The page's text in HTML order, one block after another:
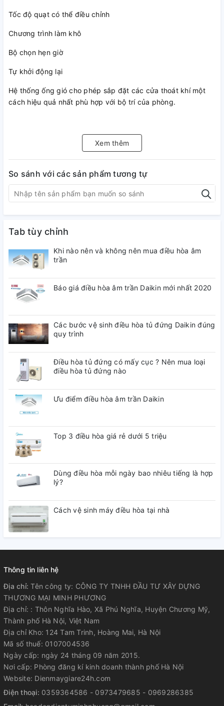
Tốc độ quạt có thể điều chỉnh
Chương trình làm khô
Bộ chọn hẹn giờ
Tự khởi động lại
Hệ thống ống gió cho phép sắp đặt các cửa thoát khí một
cách hiệu quả nhất phù hợp với bộ trí của phòng.
Loại áp suất tĩnh trung bình có thể sử dụng ở những không
gian rộng hơn không gian tiêu chuẩn.
Khoang hút tiêu chuẩn phía sau giúp việc nối ống gió đơn
Vận hành êm ái
Điều hòa Daikin
trọng và tiện nghi
Xem thêm
So sánh với các sản phẩm tương tự
Tab tùy chỉnh
Khi nào nên và không nên mua điều hòa âm
trần
Báo giá điều hòa âm trần Daikin mới nhất 2020
Các bước vệ sinh điều hòa tủ đứng Daikin đúng
quy trình
Điều hòa tủ đứng có mấy cục ? Nên mua loại
điều hòa tủ đứng nào
Ưu điểm điều hòa âm trần Daikin
Top 3 điều hòa giá rẻ dưới 5 triệu
Dùng điều hòa mỗi ngày bao nhiêu tiếng là hợp
lý?
Cách vệ sinh máy điều hòa tại nhà
Thông tin liên hệ
Địa chỉ:Tên công ty: CÔNG TY TNHH ĐẦU TƯ XÂY DỰNG
THƯƠNG MẠI MINH PHƯƠNG
Địa chỉ: : Thôn Nghĩa Hào, Xã Phú Nghĩa, Huyện Chương Mỹ,
Thành phố Hà Nội, Việt Nam
Địa chỉ Kho: 124 Tam Trinh, Hoàng Mai, Hà Nội
Mã số thuế: 0107004536
Ngày cấp: ngày 24 tháng 09 năm 2015.
Nơi cấp: Phòng đăng kí kinh doanh thành phố Hà Nội
Website: Dienmaygiare24h.com
Điện thoại: 0359364586 - 0973479685 - 0969286385